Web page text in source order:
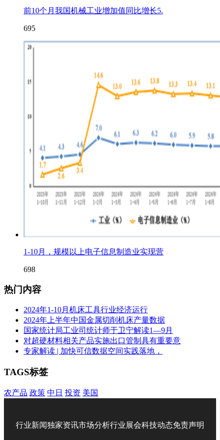
前10个月我国机械工业增加值同比增长5.
695
1-10月，规模以上电子信息制造业实现营
698
热门内容
2024年1-10月机床工具行业经济运行
2024年上半年中国金属切削机床产量数据
国家统计局工业司统计师于卫宁解读1—9月
对超硬材料相关产品实施出口管制具有重要意
专家解读 | 加快可信数据空间实践落地，
TAGS标签
农产品 政策 中日 投资 美国
行业新闻独家资讯市场分析行业展会科技动态免责声明